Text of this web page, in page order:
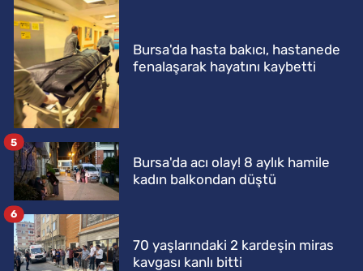
Bursa'da hasta bakıcı, hastanede
fenalaşarak hayatını kaybetti
Bursa'da acı olay! 8 aylık hamile
kadın balkondan düştü
5
70 yaşlarındaki 2 kardeşin miras
kavgası kanlı bitti
6